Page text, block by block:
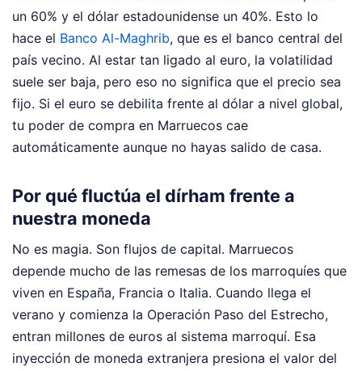
un 60% y el dólar estadounidense un 40%. Esto lo
hace el Banco Al-Maghrib, que es el banco central del
país vecino. Al estar tan ligado al euro, la volatilidad
suele ser baja, pero eso no significa que el precio sea
fijo. Si el euro se debilita frente al dólar a nivel global,
tu poder de compra en Marruecos cae
automáticamente aunque no hayas salido de casa.
Por qué fluctúa el dírham frente a
nuestra moneda
No es magia. Son flujos de capital. Marruecos
depende mucho de las remesas de los marroquíes que
viven en España, Francia o Italia. Cuando llega el
verano y comienza la Operación Paso del Estrecho,
entran millones de euros al sistema marroquí. Esa
inyección de moneda extranjera presiona el valor del